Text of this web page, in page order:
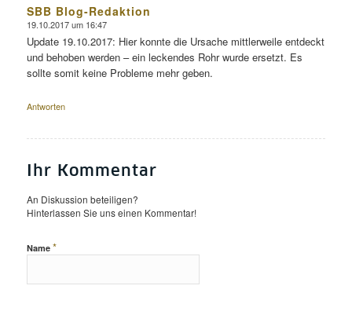
SBB Blog-Redaktion
sagte:
19.10.2017 um 16:47
Update 19.10.2017: Hier konnte die Ursache mittlerweile entdeckt
und behoben werden – ein leckendes Rohr wurde ersetzt. Es
sollte somit keine Probleme mehr geben.
Antworten
Ihr Kommentar
An Diskussion beteiligen?
Hinterlassen Sie uns einen Kommentar!
Name *